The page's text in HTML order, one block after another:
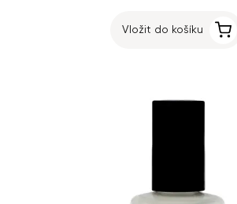
Vložit do košíku